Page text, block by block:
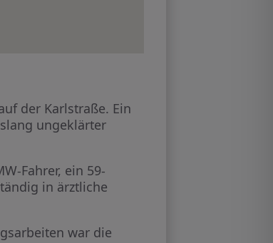
der Karlstraße. Ein
ungeklärter
Fahrer, ein 59-
in ärztliche
war die